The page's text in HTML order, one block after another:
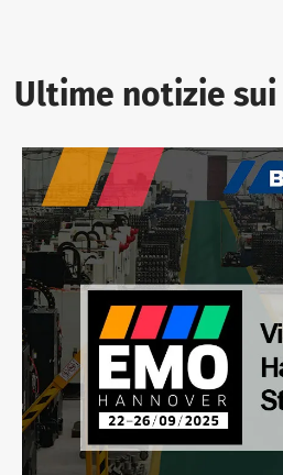
Ultime notizie